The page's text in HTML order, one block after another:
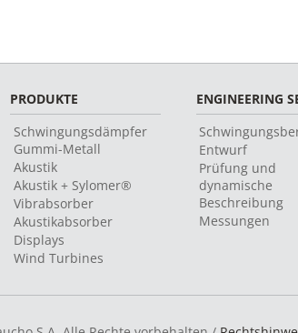
PRODUKTE
Schwingungsdämpfer
Gummi-Metall
Akustik
Akustik + Sylomer®
Vibrabsorber
Akustikabsorber
Displays
Wind Turbines
ENGINEERING
Entwurf
Prüfung und
dynamische
Beschreibung
Messungen